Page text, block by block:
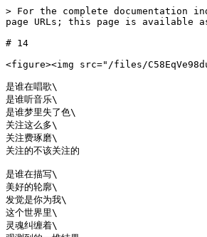
> For the complete documentation
page URLs; this page is available
# 14
<figure><img src="/files/
是谁在唱歌\
是谁听音乐\
是谁梦里失了色\
关注这么多\
关注费琢磨\
关注的不该关注的
是谁在描写\
美好的轮廓\
发觉是你为我\
这个世界里\
灵魂纠缠着\